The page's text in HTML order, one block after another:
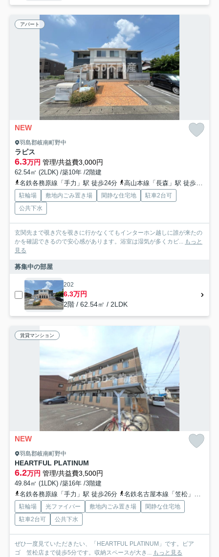
アパート
NEW
羽島郡岐南町野中
ラピス
6.3万円 管理/共益費3,000円
62.54㎡ (2LDK) /築10年 /2階建
名鉄各務原線「手力」駅 徒歩24分
高山本線「長森」駅 徒歩29分
駐輪場 敷地内ごみ置き場 閑静な住宅地
駐車2台可
公共下水
玄関先まで覗き穴を覗きに行かなくてもインターホン越しに誰が来たの
かを確認できるので安心感があります。浴室は湿気が多くカビ... もっと
見る
募集中の部屋
202
6.3万円
2階 / 62.54㎡ / 2LDK
賃貸マンション
NEW
羽島郡岐南町野中
HEARTFUL PLATINUM
6.2万円 管理/共益費3,500円
49.84㎡ (1LDK) /築16年 /3階建
名鉄各務原線「手力」駅 徒歩26分
名鉄名古屋本線「笠松」駅 バス19分 岐阜バス「野中（岐南町）」 停歩3分
駐輪場 光ファイバー 敷地内ごみ置き場
閑静な住宅地
駐車2台可
公共下水
ぜひ一度見ていただきたい、「HEARTFUL PLATINUM」です。ピア
ゴ 笠松店まで徒歩5分です。収納スペースが大き... もっと見る